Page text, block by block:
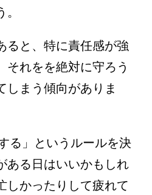
ると、特に責任感が強
それをを絶対に守ろう
しまう傾向がありま
る」というルールを決
ある日はいいかもしれ
しかったりして疲れて